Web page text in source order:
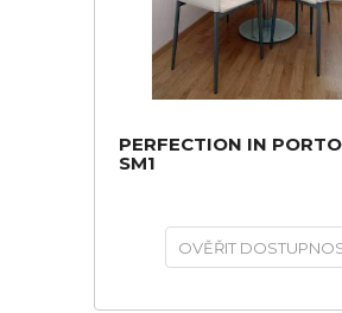
PERFECTION IN
SM1
OVĚŘIT